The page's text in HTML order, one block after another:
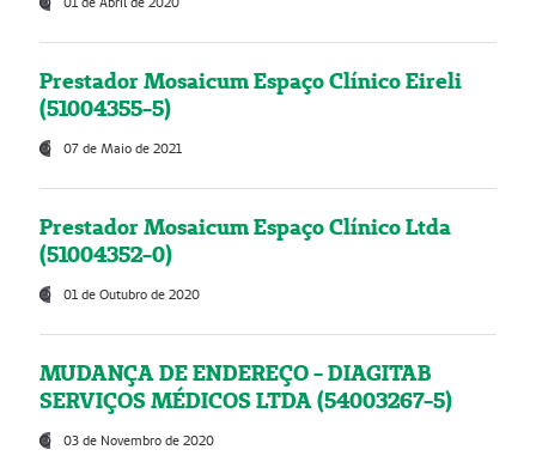
Prestador Mosaicum Espaço Clínico Eireli
(51004355-5)
07 de Maio de 2021
Prestador Mosaicum Espaço Clínico Ltda
(51004352-0)
01 de Outubro de 2020
MUDANÇA DE ENDEREÇO - DIAGITAB
SERVIÇOS MÉDICOS LTDA (54003267-5)
03 de Novembro de 2020